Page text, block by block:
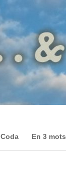
Coda En 3 mots